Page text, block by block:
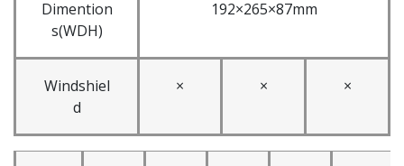
Dimention
s(WDH)
192×265×87mm
Windshiel
d
× × ×